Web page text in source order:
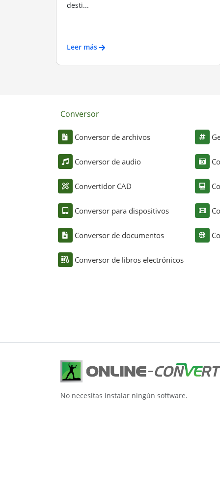
desti...
Leer más
Conversor
Conversor de archivos
Conversor de audio
Convertidor CAD
Conversor para dispositivos
Conversor de documentos
Conversor de libros electrónicos
No necesitas instalar ningún software.